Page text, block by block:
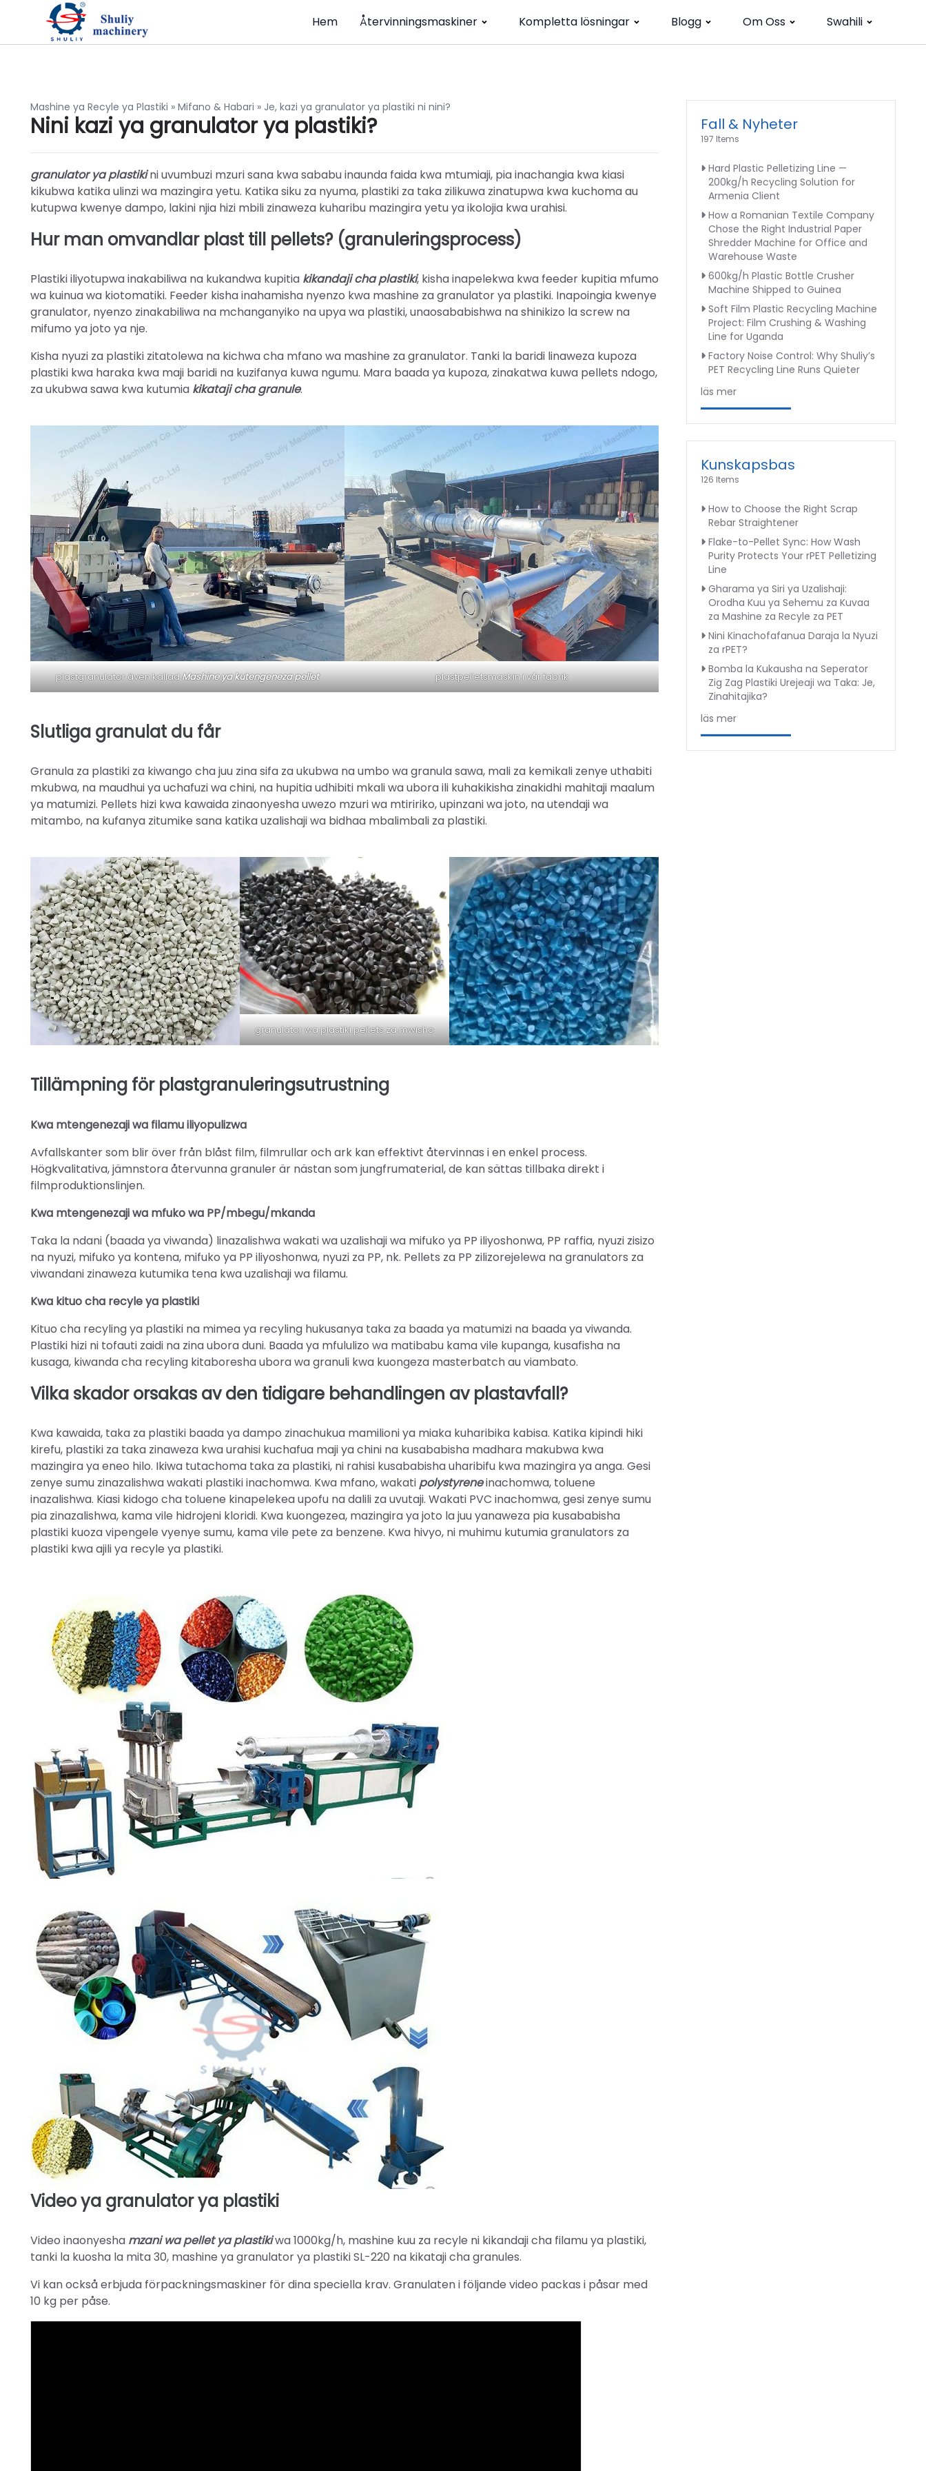
Hem Återvinningsmaskiner Kompletta lösningar Blogg Om Oss Swahili
Mashine ya Recyle ya Plastiki » Mifano & Habari » Je, kazi ya granulator ya plastiki ni nini?
Nini kazi ya granulator ya plastiki?
granulator ya plastiki ni uvumbuzi mzuri sana kwa sababu inaunda faida kwa mtumiaji, pia inachangia kwa kiasi
kikubwa katika ulinzi wa mazingira yetu. Katika siku za nyuma, plastiki za taka zilikuwa zinatupwa kwa kuchoma au
kutupwa kwenye dampo, lakini njia hizi mbili zinaweza kuharibu mazingira yetu ya ikolojia kwa urahisi.
Hur man omvandlar plast till pellets? (granuleringsprocess)
Plastiki iliyotupwa inakabiliwa na kukandwa kupitia kikandaji cha plastiki, kisha inapelekwa kwa feeder kupitia mfumo
wa kuinua wa kiotomatiki. Feeder kisha inahamisha nyenzo kwa mashine za granulator ya plastiki. Inapoingia kwenye
granulator, nyenzo zinakabiliwa na mchanganyiko na upya wa plastiki, unaosababishwa na shinikizo la screw na
mifumo ya joto ya nje.
Kisha nyuzi za plastiki zitatolewa na kichwa cha mfano wa mashine za granulator. Tanki la baridi linaweza kupoza
plastiki kwa haraka kwa maji baridi na kuzifanya kuwa ngumu. Mara baada ya kupoza, zinakatwa kuwa pellets ndogo,
za ukubwa sawa kwa kutumia kikataji cha granule.
plastgranulator även kalladMashine ya kutengeneza pellet plastpelletsmaskin i vår fabrik
Slutliga granulat du får
Granula za plastiki za kiwango cha juu zina sifa za ukubwa na umbo wa granula sawa, mali za kemikali zenye uthabiti
mkubwa, na maudhui ya uchafuzi wa chini, na hupitia udhibiti mkali wa ubora ili kuhakikisha zinakidhi mahitaji maalum
ya matumizi. Pellets hizi kwa kawaida zinaonyesha uwezo mzuri wa mtiririko, upinzani wa joto, na utendaji wa
mitambo, na kufanya zitumike sana katika uzalishaji wa bidhaa mbalimbali za plastiki.
granulator wa plastiki pellets za mwisho
Tillämpning för plastgranuleringsutrustning
Kwa mtengenezaji wa filamu iliyopulizwa
Avfallskanter som blir över från blåst film, filmrullar och ark kan effektivt återvinnas i en enkel process.
Högkvalitativa, jämnstora återvunna granuler är nästan som jungfrumaterial, de kan sättas tillbaka direkt i
filmproduktionslinjen.
Kwa mtengenezaji wa mfuko wa PP/mbegu/mkanda
Taka la ndani (baada ya viwanda) linazalishwa wakati wa uzalishaji wa mifuko ya PP iliyoshonwa, PP raffia, nyuzi zisizo
na nyuzi, mifuko ya kontena, mifuko ya PP iliyoshonwa, nyuzi za PP, nk. Pellets za PP zilizorejelewa na granulators za
viwandani zinaweza kutumika tena kwa uzalishaji wa filamu.
Kwa kituo cha recyle ya plastiki
Kituo cha recyling ya plastiki na mimea ya recyling hukusanya taka za baada ya matumizi na baada ya viwanda.
Plastiki hizi ni tofauti zaidi na zina ubora duni. Baada ya mfululizo wa matibabu kama vile kupanga, kusafisha na
kusaga, kiwanda cha recyling kitaboresha ubora wa granuli kwa kuongeza masterbatch au viambato.
Vilka skador orsakas av den tidigare behandlingen av plastavfall?
Kwa kawaida, taka za plastiki baada ya dampo zinachukua mamilioni ya miaka kuharibika kabisa. Katika kipindi hiki
kirefu, plastiki za taka zinaweza kwa urahisi kuchafua maji ya chini na kusababisha madhara makubwa kwa
mazingira ya eneo hilo. Ikiwa tutachoma taka za plastiki, ni rahisi kusababisha uharibifu kwa mazingira ya anga. Gesi
zenye sumu zinazalishwa wakati plastiki inachomwa. Kwa mfano, wakati polystyreneinachomwa, toluene
inazalishwa. Kiasi kidogo cha toluene kinapelekea upofu na dalili za uvutaji. Wakati PVC inachomwa, gesi zenye sumu
pia zinazalishwa, kama vile hidrojeni kloridi. Kwa kuongezea, mazingira ya joto la juu yanaweza pia kusababisha
plastiki kuoza vipengele vyenye sumu, kama vile pete za benzene. Kwa hivyo, ni muhimu kutumia granulators za
plastiki kwa ajili ya recyle ya plastiki.
Video ya granulator ya plastiki
Video inaonyesha mzani wa pellet ya plastikiwa 1000kg/h, mashine kuu za recyle ni kikandaji cha filamu ya plastiki,
tanki la kuosha la mita 30, mashine ya granulator ya plastiki SL-220 na kikataji cha granules.
Vi kan också erbjuda förpackningsmaskiner för dina speciella krav. Granulaten i följande video packas i påsar med
10 kg per påse.
Fall & Nyheter
197 Items
Hard Plastic Pelletizing Line —
200kg/h Recycling Solution for
Armenia Client
How a Romanian Textile Company
Chose the Right Industrial Paper
Shredder Machine for Office and
Warehouse Waste
600kg/h Plastic Bottle Crusher
Machine Shipped to Guinea
Soft Film Plastic Recycling Machine
Project: Film Crushing & Washing
Line for Uganda
Factory Noise Control: Why Shuliy’s
PET Recycling Line Runs Quieter
läs mer
Kunskapsbas
126 Items
How to Choose the Right Scrap
Rebar Straightener
Flake-to-Pellet Sync: How Wash
Purity Protects Your rPET Pelletizing
Line
Gharama ya Siri ya Uzalishaji:
Orodha Kuu ya Sehemu za Kuvaa
za Mashine za Recyle za PET
Nini Kinachofafanua Daraja la Nyuzi
za rPET?
Bomba la Kukausha na Seperator
Zig Zag Plastiki Urejeaji wa Taka: Je,
Zinahitajika?
läs mer